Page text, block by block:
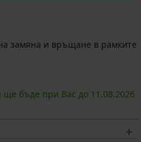
замяна и връщане в рамките
ще бъде при Вас до 11.08.2026